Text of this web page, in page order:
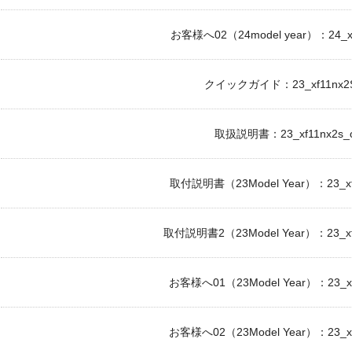
お客様へ02（24model year）：
クイックガイド：
取扱説明書：
取付説明書（23Model Year）：
取付説明書2（23Model Year）：
お客様へ01（23Model Year）：
お客様へ02（23Model Year）：